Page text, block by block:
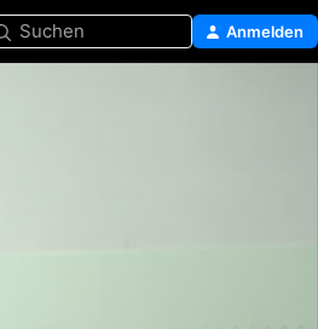
Suchen Anmelden